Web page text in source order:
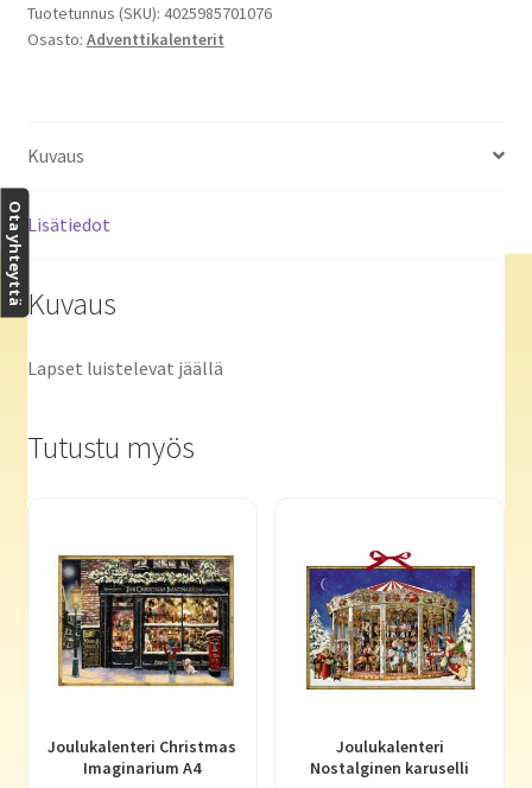
Tuotetunnus (SKU): 4025985701076
Osasto: Adventtikalenterit
Kuvaus
Lisätiedot
Kuvaus
Lapset luistelevat jäällä
Tutustu myös
Joulukalenteri Christmas
Imaginarium A4
Joulukalenteri
Nostalginen karuselli
Ota yhteyttä